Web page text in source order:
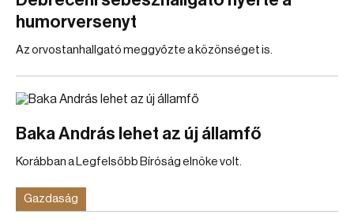
humorversenyt
Az orvostanhallgató meggyőzte a közönséget is.
Baka András lehet az új államfő
Korábban a Legfelsőbb Bíróság elnöke volt.
Gazdaság